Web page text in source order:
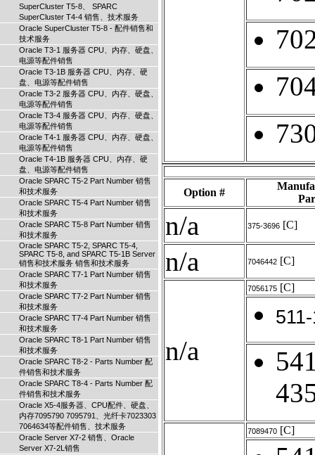
SuperCluster T5-8、 SPARC
SuperCluster T4-4 销售、技术服务
Oracle SuperCluster T5-8 - 配件销售和
技术服务
Oracle T3-1 服务器 CPU、内存、硬盘、
电源等配件销售
Oracle T3-1B 服务器 CPU、内存、硬
盘、电源等配件销售
Oracle T3-2 服务器 CPU、内存、硬盘、
电源等配件销售
Oracle T3-4 服务器 CPU、内存、硬盘、
电源等配件销售
Oracle T4-1 服务器 CPU、内存、硬盘、
电源等配件销售
Oracle T4-1B 服务器 CPU、内存、硬
盘、电源等配件销售
Oracle SPARC T5-2 Part Number 销售
和技术服务
Oracle SPARC T5-4 Part Number 销售
和技术服务
Oracle SPARC T5-8 Part Number 销售
和技术服务
Oracle SPARC T5-2, SPARC T5-4,
SPARC T5-8, and SPARC T5-1B Server
销售和技术服务 销售和技术服务
Oracle SPARC T7-1 Part Number 销售
和技术服务
Oracle SPARC T7-2 Part Number 销售
和技术服务
Oracle SPARC T7-4 Part Number 销售
和技术服务
Oracle SPARC T8-1 Part Number 销售
和技术服务
Oracle SPARC T8-2 - Parts Number 配
件销售和技术服务
Oracle SPARC T8-4 - Parts Number 配
件销售和技术服务
Oracle X5-4服务器、CPU配件、硬盘、
内存7095790 7095791、光纤卡7023303
7064634等配件销售、技术服务
Oracle Server X7-2 销售、Oracle
Server X7-2L销售
Option #
n/a 375-3696 [C]
n/a 7046442 [C]
n/a
7056175 [C]
7089470 [C]